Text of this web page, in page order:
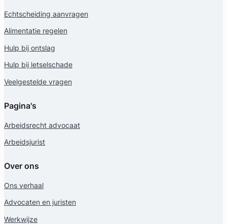
Echtscheiding aanvragen
Alimentatie regelen
Hulp bij ontslag
Hulp bij letselschade
Veelgestelde vragen
Pagina's
Arbeidsrecht advocaat
Arbeidsjurist
Over ons
Ons verhaal
Advocaten en juristen
Werkwijze